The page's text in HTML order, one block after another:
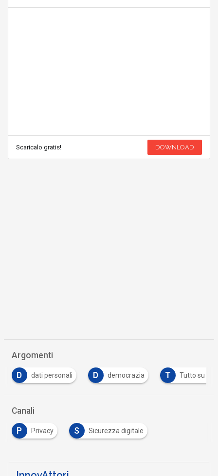
Scaricalo gratis! DOWNLOAD
Argomenti
dati personali D democrazia T Tutto su GDPR
Canali
P Privacy S Sicurezza digitale